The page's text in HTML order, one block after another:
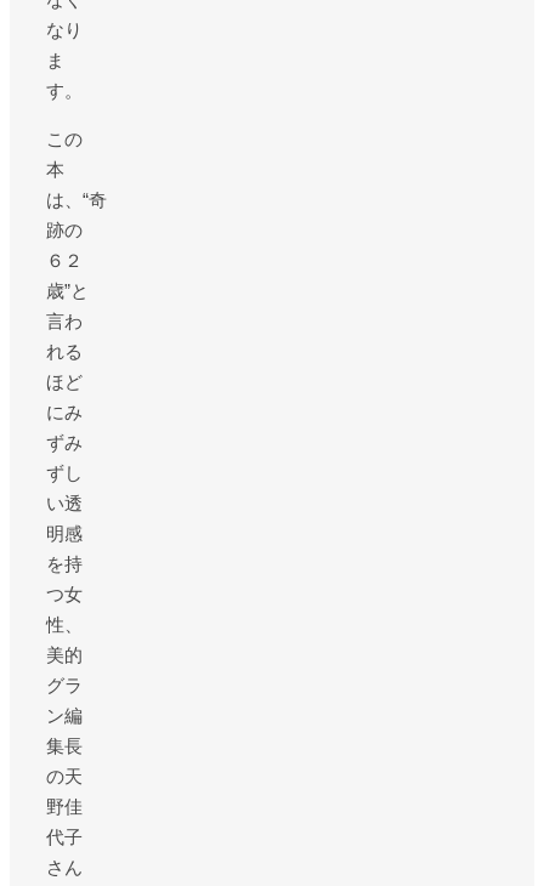
なり
ま
す。
この
本
は、“奇
跡の
６２
歳”と
言わ
れる
ほど
にみ
ずみ
ずし
い透
明感
を持
つ女
性、
美的
グラ
ン編
集長
の天
野佳
代子
さん